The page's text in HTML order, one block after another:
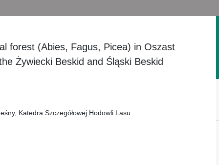
forest (Abies, Fagus, Picea) in Oszast
Żywiecki Beskid and Śląski Beskid
Katedra Szczegółowej Hodowli Lasu